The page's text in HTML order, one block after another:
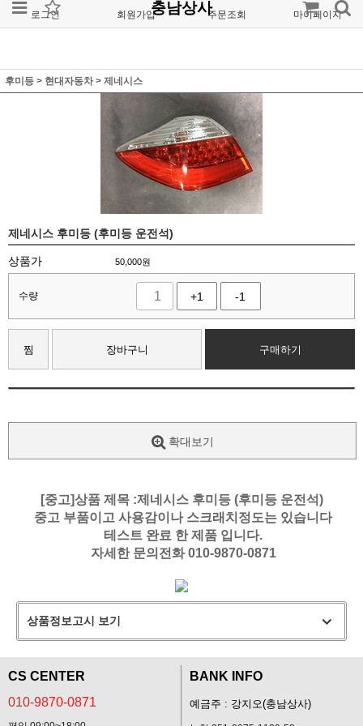
로그인 회원가입 주문조회 마이페이지
충남상사
후미등 > 현대자동차> 제네시스
제네시스 후미등 (후미등 운전석)
상품가 50,000원
수량 +1 -1
찜 장바구니 구매하기
확대보기
[중고]상품 제목 :제네시스 후미등 (후미등 운전석)
중고 부품이고 사용감이나 스크래치정도는 있습니다
테스트 완료 한 제품 입니다.
자세한 문의전화 010-9870-0871
상품정보고시 보기
CS CENTER
010-9870-0871
BANK INFO
예금주 : 강지오(충남상사)